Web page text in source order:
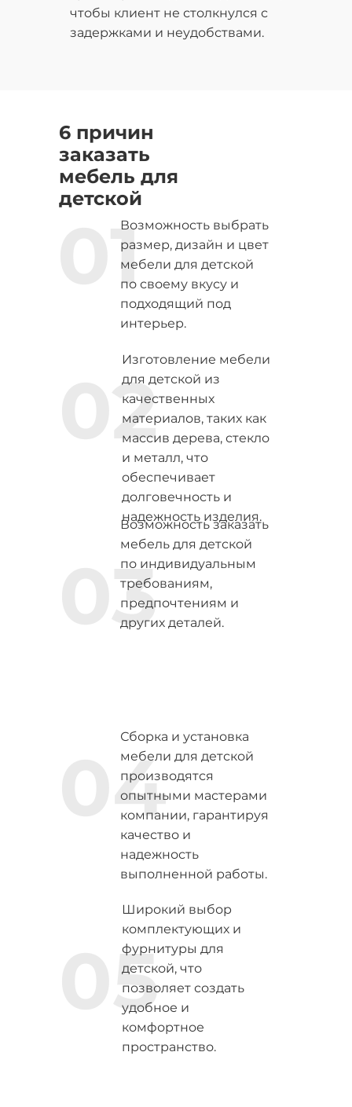
чтобы клиент не столкнулся с
задержками и неудобствами.
6 причин
заказать
мебель для
детской
Возможность выбрать
размер, дизайн и цвет
мебели для детской
по своему вкусу и
подходящий под
интерьер.
Изготовление мебели
для детской из
качественных
материалов, таких как
массив дерева, стекло
и металл, что
обеспечивает
долговечность и
надежность изделия.
Возможность заказать
мебель для детской
по индивидуальным
требованиям,
предпочтениям и
других деталей.
Сборка и установка
мебели для детской
производятся
опытными мастерами
компании, гарантируя
качество и
надежность
выполненной работы.
Широкий выбор
комплектующих и
фурнитуры для
детской, что
позволяет создать
удобное и
комфортное
пространство.
01
02
03
04
05